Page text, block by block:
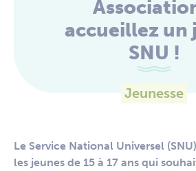
accueillez un
SNU !
Jeunesse
Le Service National Universel
les jeunes de 15 à 17 ans qui